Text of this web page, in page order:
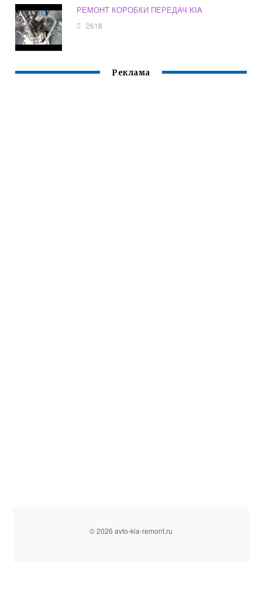
РЕМОНТ КОРОБКИ ПЕРЕДАЧ KIA
2618
Реклама
© 2026 avto-kia-remont.ru